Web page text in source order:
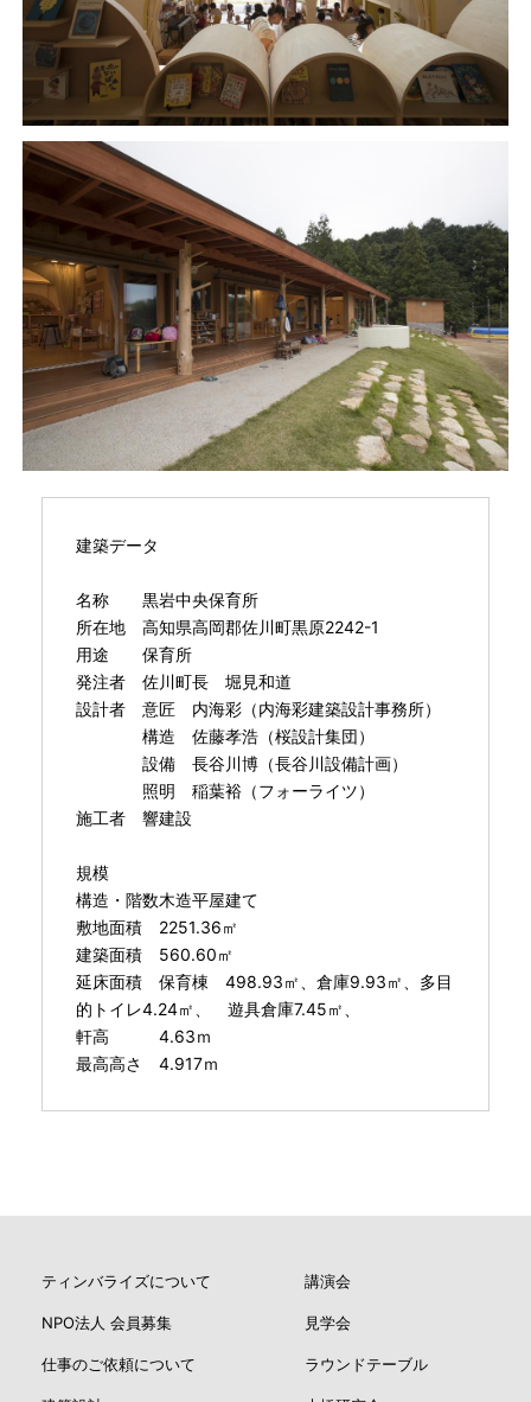
建築データ
名称 黒岩中央保育所
所在地 高知県高岡郡佐川町黒原2242-1
用途 保育所
発注者 佐川町長 堀見和道
設計者 意匠 内海彩（内海彩建築設計事務所）
構造 佐藤孝浩（桜設計集団）
設備 長谷川博（長谷川設備計画）
照明 稲葉裕（フォーライツ）
施工者 響建設
規模
構造・階数木造平屋建て
敷地面積 2251.36㎡
建築面積 560.60㎡
延床面積 保育棟 498.93㎡、倉庫9.93㎡、多目
的トイレ4.24㎡、 遊具倉庫7.45㎡、
軒高 4.63ｍ
最高高さ 4.917ｍ
ティンバライズについて
NPO法人 会員募集
仕事のご依頼について
講演会
見学会
ラウンドテーブル